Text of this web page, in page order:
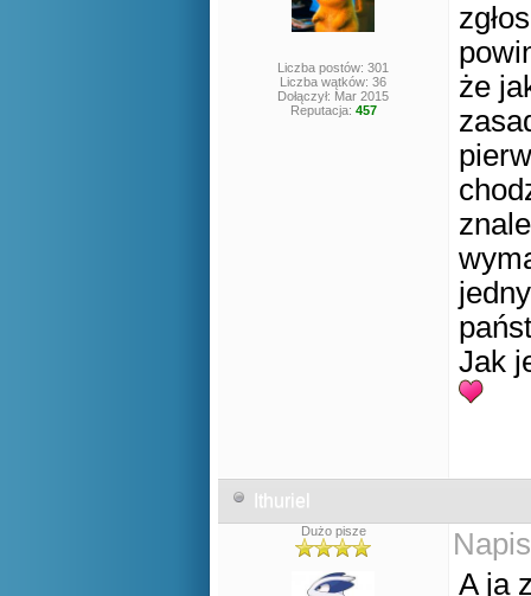
Liczba postów: 301
Liczba wątków: 36
Dołączył: Mar 2015
Reputacja: 457
że
Jak
Ithuriel
Dużo pisze
A ja